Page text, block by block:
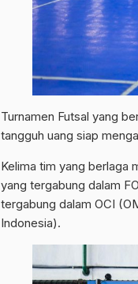
Turnamen Futsal yang
tangguh uang siap
Kelima tim yang berlaga
yang tergabung dalam
tergabung dalam OCI
Indonesia).